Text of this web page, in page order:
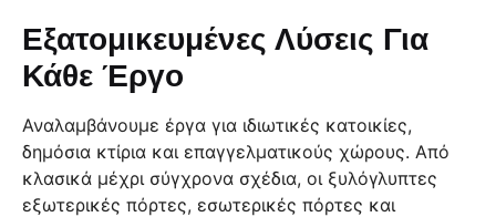
Εξατομικευμένες Λύσεις Για
Κάθε Έργο
Αναλαμβάνουμε έργα για ιδιωτικές κατοικίες,
δημόσια κτίρια και επαγγελματικούς χώρους. Από
κλασικά μέχρι σύγχρονα σχέδια, οι ξυλόγλυπτες
εξωτερικές πόρτες, εσωτερικές πόρτες και